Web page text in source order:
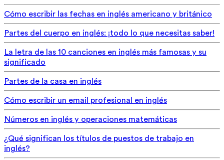
Cómo escribir las fechas en inglés americano y británico
Partes del cuerpo en inglés: ¡todo lo que necesitas saber!
La letra de las 10 canciones en inglés más famosas y su
significado
Partes de la casa en inglés
Cómo escribir un email profesional en inglés
Números en inglés y operaciones matemáticas
¿Qué significan los títulos de puestos de trabajo en
inglés?